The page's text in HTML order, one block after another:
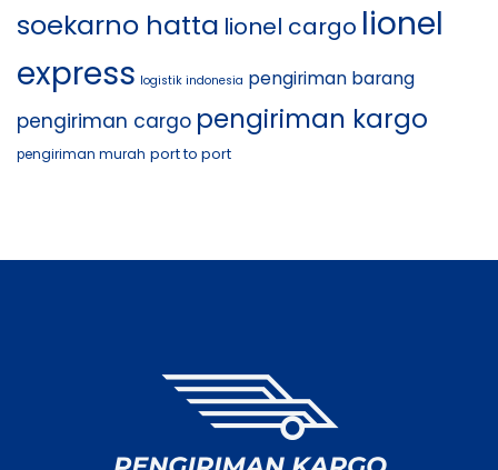
soekarno hatta lionel cargo lionel
express logistik indonesia pengiriman barang
pengiriman cargo pengiriman kargo
pengiriman murah port to port